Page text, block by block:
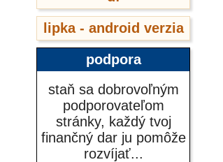
lipka - android verzia
podpora
staň sa dobrovoľným
podporovateľom
stránky, každý tvoj
finančný dar ju pomôže
rozvíjať...